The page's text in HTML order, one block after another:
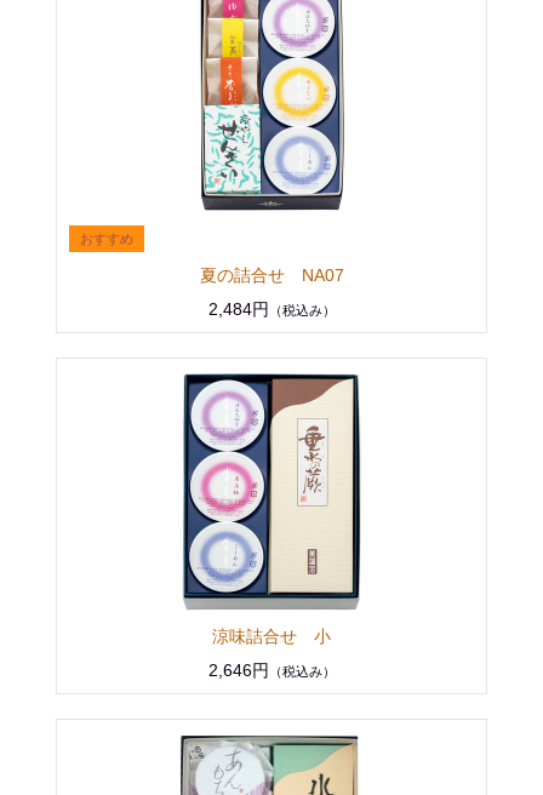
夏の詰合せ NA07
2,484円
（税込み）
涼味詰合せ 小
2,646円
（税込み）